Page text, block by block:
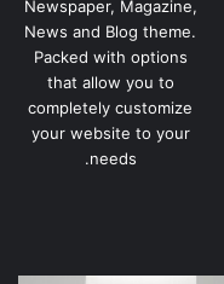
Newspaper, Magazine,
News and Blog theme.
Packed with options
that allow you to
completely customize
your website to your
needs.